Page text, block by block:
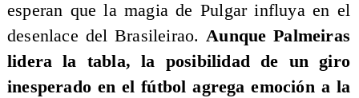
esperan que la magia de Pulgar influya en el
desenlace del Brasileirao.Aunque Palmeiras
lidera la tabla, la posibilidad de un giro
inesperado en el fútbol agrega emoción a la